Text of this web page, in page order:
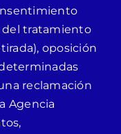
del tratamiento
oposición
reclamación
Agencia